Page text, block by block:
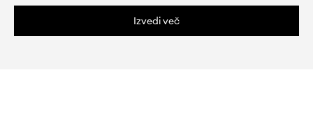
Izvedi več